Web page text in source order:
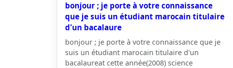
bonjour ; je porte à votre connaissance
que je suis un étudiant marocain titulaire
d'un bacalaure
bonjour ; je porte à votre connaissance que je
suis un étudiant marocain titulaire d'un
bacalaureat cette année(2008) science